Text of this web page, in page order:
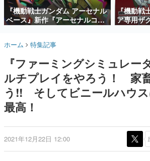
SNS拡散数が数千以上！ ページ
ど。多くの人々に読まれた、電フ
事をまとめました。
名作ゲームクリエイターの方々に
きます。
赫本
この物語を解いてはいけない。
の形をした短編ホラー小説集です
これからのデジタルゲーム市場を
の姿を追い、彼らのルーツと情熱
『機動戦士ガンダム アーセナル
ベース』新作『アーセナルコマ
ンダー』発表！8月28日からオ
年2月下旬に稼働予定
『機動戦
ア専用ザ
散水ホー
ホーム 特集記事
『ファーミングシミュレー
ルチプレイをやろう！ 家
う!! そしてビニールハウス
最高！
2021年12月22日 12:00